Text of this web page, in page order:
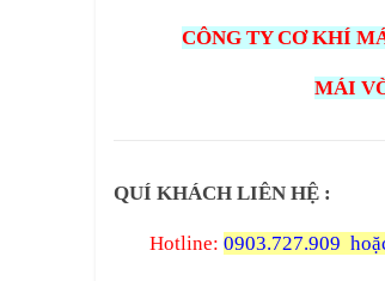
CÔNG TY CƠ KHÍ
MÁI
QUÍ KHÁCH LIÊN HỆ :
Hotline: 0903.727.909